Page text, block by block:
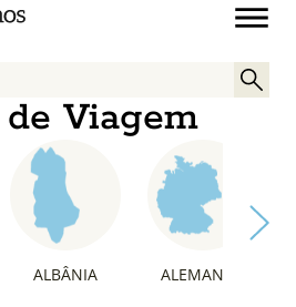
Viagem
ALBÂNIA ALEMANHA